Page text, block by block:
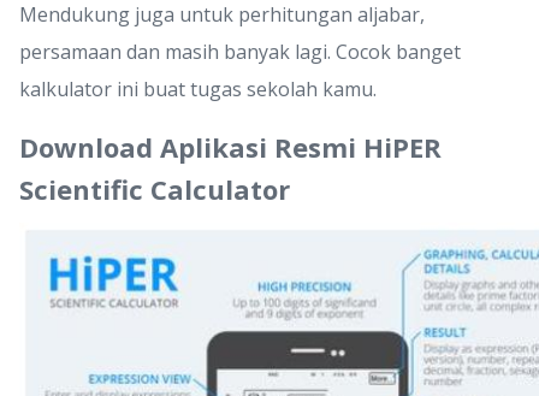
Mendukung juga untuk perhitungan aljabar,
persamaan dan masih banyak lagi. Cocok banget
kalkulator ini buat tugas sekolah kamu.
Download Aplikasi Resmi HiPER
Scientific Calculator